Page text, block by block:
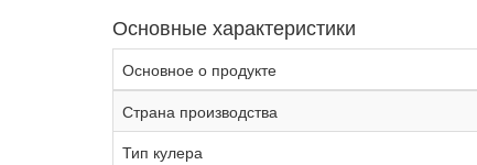
Основные характеристики
Основное о продукте
Страна производства
Тип кулера